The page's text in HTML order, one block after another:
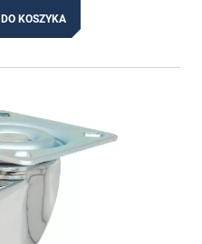
DO KOSZYKA